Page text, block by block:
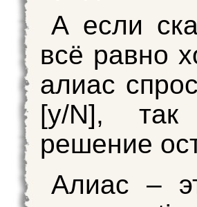
А если
всё равно
алиас
[y/N], так
решение
Алиас –